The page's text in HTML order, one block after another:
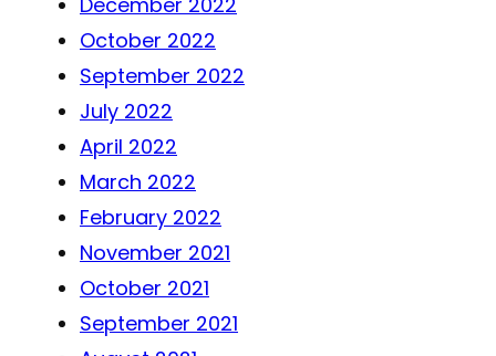
October 2022
September 2022
July 2022
April 2022
March 2022
February 2022
November 2021
October 2021
September 2021